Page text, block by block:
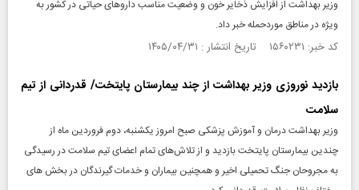
وزیر بهداشت از افزایش ذخایر خون و وضعیت مناسب دارو‌های حیاتی در کشور به
ویژه در مناطق موردحمله خبر داد.
کد خبر: ۱۵۶۰۲۳۱ تاریخ انتشار : ۱۴۰۵/۰۴/۳۱
بازدید نوروزی وزیر بهداشت از چند بیمارستان پایتخت/ قدردانی از تیم
سلامت
وزیر بهداشت درمان و آموزش پزشکی صبح امروز یکشنبه، دوم فروردین ماه از
چندین بیمارستان پایتخت بازدید و از تلاش‌های تمام اعضای تیم سلامت در رسیدگی
به مجروحان جنگ تحمیلی اخیر و همچنین بیماران و خدمات گیرندگان در بخش های